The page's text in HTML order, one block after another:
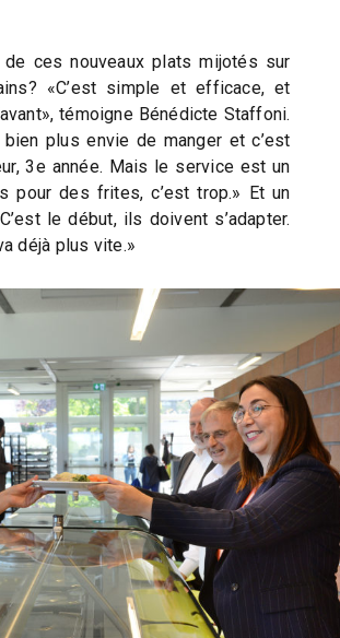
ces nouveaux plats mijotés sur
«C’est simple et efficace, et
témoigne Bénédicte Staffoni.
plus envie de manger et c’est
3e année. Mais le service est un
pour des frites, c’est trop.» Et un
le début, ils doivent s’adapter.
déjà plus vite.»